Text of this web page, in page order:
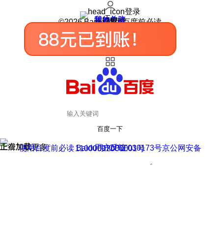
登录
我的关注
我的收藏
皮肤中心
用户反馈
设置
©2026 Baidu 使用百度前必读
百度一下
正在加载
上滑加载更多 用户反馈
使用百度前必读 Baidu 京ICP证030173号
京公网安备11000002000001号